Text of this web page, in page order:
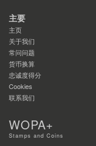
主要
主页
关于我们
常问问题
货币换算
忠诚度得分
Cookies
联系我们
WOPA+
Stamps and Coins